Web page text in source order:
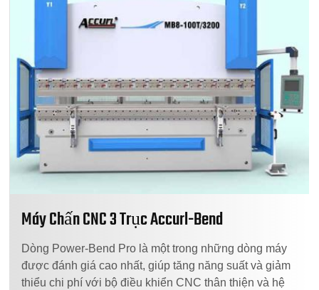
Máy Chấn CNC 3 Trục Accurl-Bend
Dòng Power-Bend Pro là một trong những dòng máy
được đánh giá cao nhất, giúp tăng năng suất và giảm
thiểu chi phí với bộ điều khiển CNC thân thiện và hệ